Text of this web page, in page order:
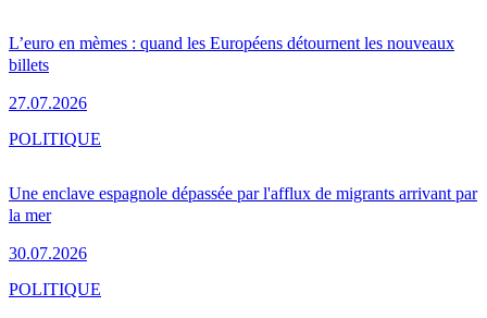
L’euro en mèmes : quand les Européens détournent les nouveaux
billets
27.07.2026
Une enclave espagnole dépassée par l'afflux de migrants arrivant par
la mer
30.07.2026
POLITIQUE
POLITIQUE